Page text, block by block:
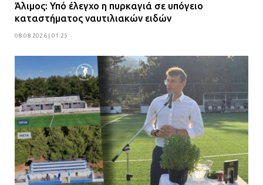
Άλιμος: Υπό έλεγχο η πυρκαγιά σε υπόγειο
καταστήματος ναυτιλιακών ειδών
08.08.2026 | 01:25